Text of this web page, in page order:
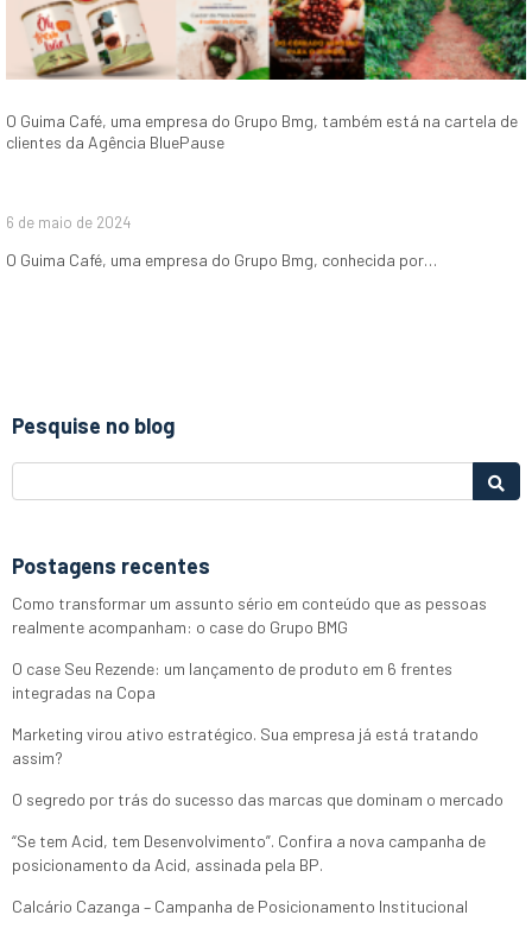
O Guima Café, uma empresa do Grupo Bmg, também está na cartela de
clientes da Agência BluePause
6 de maio de 2024
O Guima Café, uma empresa do Grupo Bmg, conhecida por…
Pesquise no blog
Postagens recentes
Como transformar um assunto sério em conteúdo que as pessoas
realmente acompanham: o case do Grupo BMG
O case Seu Rezende: um lançamento de produto em 6 frentes
integradas na Copa
Marketing virou ativo estratégico. Sua empresa já está tratando
assim?
O segredo por trás do sucesso das marcas que dominam o mercado
“Se tem Acid, tem Desenvolvimento”. Confira a nova campanha de
posicionamento da Acid, assinada pela BP.
Calcário Cazanga – Campanha de Posicionamento Institucional